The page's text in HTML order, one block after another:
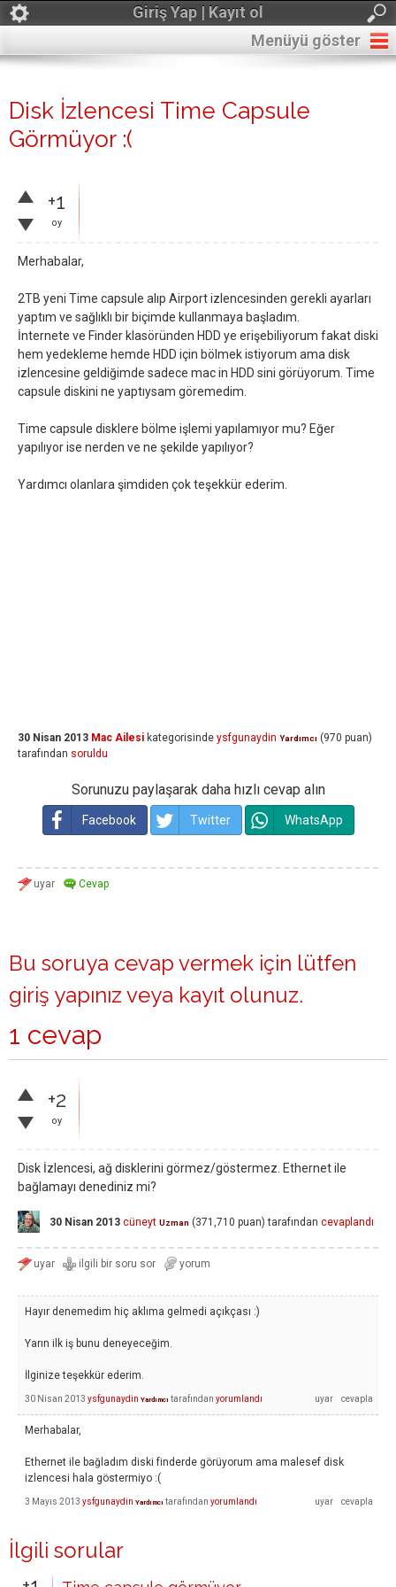
Giriş Yap | Kayıt ol
Menüyü göster
Disk İzlencesi Time Capsule
Görmüyor :(
+1
oy
Merhabalar,
2TB yeni Time capsule alıp Airport izlencesinden gerekli ayarları
yaptım ve sağlıklı bir biçimde kullanmaya başladım.
İnternete ve Finder klasöründen HDD ye erişebiliyorum fakat diski
hem yedekleme hemde HDD için bölmek istiyorum ama disk
izlencesine geldiğimde sadece mac in HDD sini görüyorum. Time
capsule diskini ne yaptıysam göremedim.
Time capsule disklere bölme işlemi yapılamıyor mu? Eğer
yapılıyor ise nerden ve ne şekilde yapılıyor?
Yardımcı olanlara şimdiden çok teşekkür ederim.
30 Nisan 2013 Mac Ailesi kategorisinde ysfgunaydin Yardımcı (970 puan)
tarafından soruldu
Sorunuzu paylaşarak daha hızlı cevap alın
Facebook Twitter WhatsApp
Bu soruya cevap vermek için lütfen
giriş yapınız veya kayıt olunuz.
1 cevap
+2
oy
Disk İzlencesi, ağ disklerini görmez/göstermez. Ethernet ile
bağlamayı denediniz mi?
30 Nisan 2013 cüneyt Uzman (371,710 puan) tarafından cevaplandı
Hayır denemedim hiç aklıma gelmedi açıkçası :)
Yarın ilk iş bunu deneyeceğim.
İlginize teşekkür ederim.
30 Nisan 2013 ysfgunaydin Yardımcı tarafından yorumlandı
Merhabalar,
Ethernet ile bağladım diski finderde görüyorum ama malesef disk
izlencesi hala göstermiyo :(
3 Mayıs 2013 ysfgunaydin Yardımcı tarafından yorumlandı
İlgili sorular